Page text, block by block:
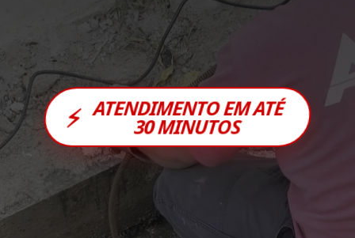
⚡ ATENDIMENTO EM ATÉ
30 MINUTOS